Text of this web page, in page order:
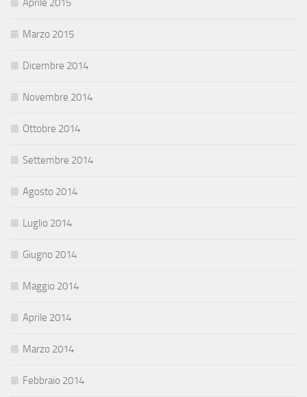
Aprile 2015
Marzo 2015
Dicembre 2014
Novembre 2014
Ottobre 2014
Settembre 2014
Agosto 2014
Luglio 2014
Giugno 2014
Maggio 2014
Aprile 2014
Marzo 2014
Febbraio 2014